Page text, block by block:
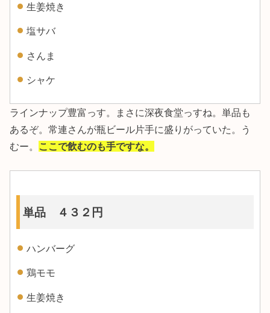
生姜焼き
塩サバ
さんま
シャケ
ラインナップ豊富っす。まさに深夜食堂っすね。単品も
あるぞ。常連さんが瓶ビール片手に盛りがっていた。う
むー。 ここで飲むのも手ですな。
単品 ４３２円
ハンバーグ
鶏モモ
生姜焼き